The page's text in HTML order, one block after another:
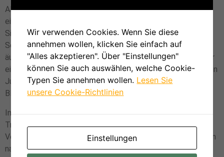
Als Heckenpflanze bietet er als dicht verästelter Strauch
einen nahezu kompletten Sichtschutz für Terrassen oder
Sitzplätze. Er gedeiht auf nahezu jedem Boden, verträgt
Sonne, aber auch Schatten und sein Wasserverbrauch ist
äußerst sparsam. Abhängig von der Sorte erreichen Liguster
eine Höhe zwischen 60 Zentimetern und 7 Metern. Zwischen
Juni und Juli bildet das Ziergehölz cremefarbene bis weiße
Blüten aus.
In den Ligustersträuchern und -hecken findet ein lebhaftes
Treiben von Vögeln, Bienen und Insekten statt. Die dichte
Verästelung bietet Kleintieren Schutz und Nahrung. In einem
natürlichen Gartenumfeld bildet der Liguster sein eigenes,
Wir verwenden Cookies. Wenn Sie diese
annehmen wollen, klicken Sie einfach auf
"Alles akzeptieren". Über "Einstellungen"
können Sie auch auswählen, welche Cookie-
Typen Sie annehmen wollen. Lesen Sie
unsere Cookie-Richtlinien
Einstellungen